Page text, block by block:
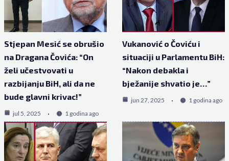
Stjepan Mesić se obrušio
na Dragana Čovića: “On
želi učestvovati u
razbijanju BiH, ali da ne
bude glavni krivac!”
jul 5, 2025 1 godina ago
Vukanović o Čoviću i
situaciji u Parlamentu BiH:
“Nakon debakla i
bježanije shvatio je…”
jun 27, 2025 1 godina ago